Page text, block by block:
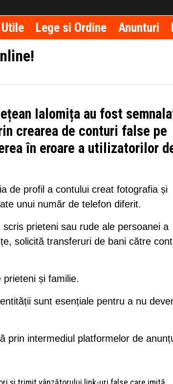
Lege si Ordine Anunturi
Ialomița au fost
crearea de conturi false pe
în eroare a utilizatorilor
de profil a contului creat fotografia și
unui număr de telefon diferit.
prieteni sau rude ale persoanei a
solicită transferuri de bani către
și familie.
sunt esențiale pentru a nu
prin intermediul platformelor de